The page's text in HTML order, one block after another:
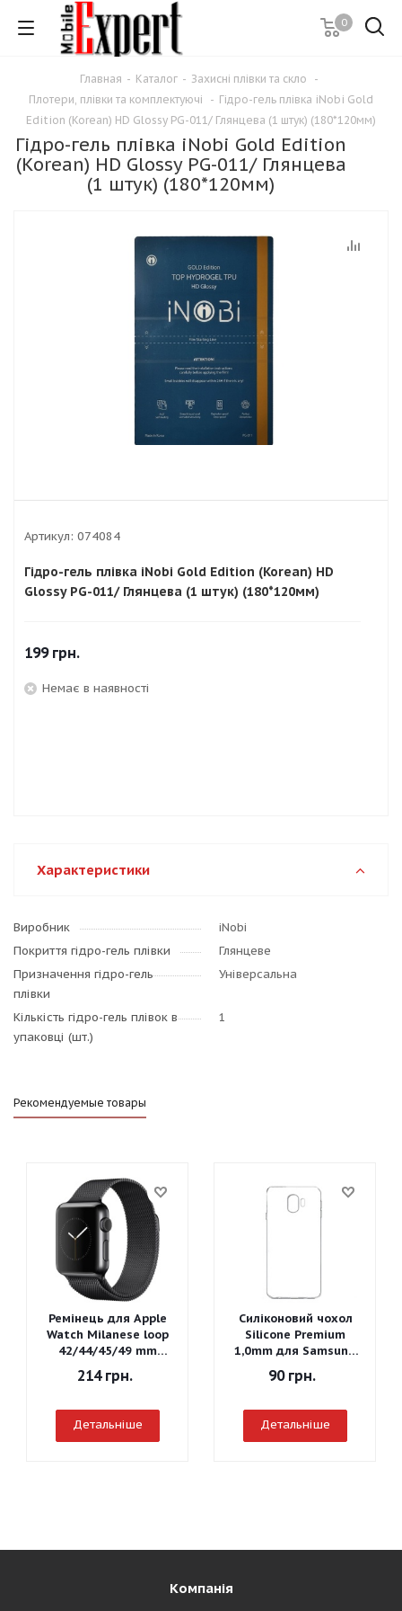
0
Главная - Каталог - Захисні плівки та скло
-
Плотери, плівки та комплектуючі
- Гідро-гель плівка iNobi Gold
Edition (Korean) HD Glossy PG-011/ Глянцева (1 штук) (180*120мм)
Гідро-гель плівка iNobi Gold Edition
(Korean) HD Glossy PG-011/ Глянцева
(1 штук) (180*120мм)
Артикул: 074084
Гідро-гель плівка iNobi Gold Edition (Korean) HD
Glossy PG-011/ Глянцева (1 штук) (180*120мм)
199грн.
Немає в наявності
Характеристики
Виробник
iNobi
Покриття гідро-гель плівки
Глянцеве
Призначення гідро-гель
плівки
Універсальна
Кількість гідро-гель плівок в
упаковці (шт.)
1
Рекомендуемые товары
Ремінець для Apple
Watch Milanese loop
42/44/45/49 mm
(Чорний)
214грн.
Детальніше
Силіконовий чохол
Silicone Premium
1,0mm для Samsung
J260 Galaxy J2 Core
2018
90грн.
Детальніше
Компанія